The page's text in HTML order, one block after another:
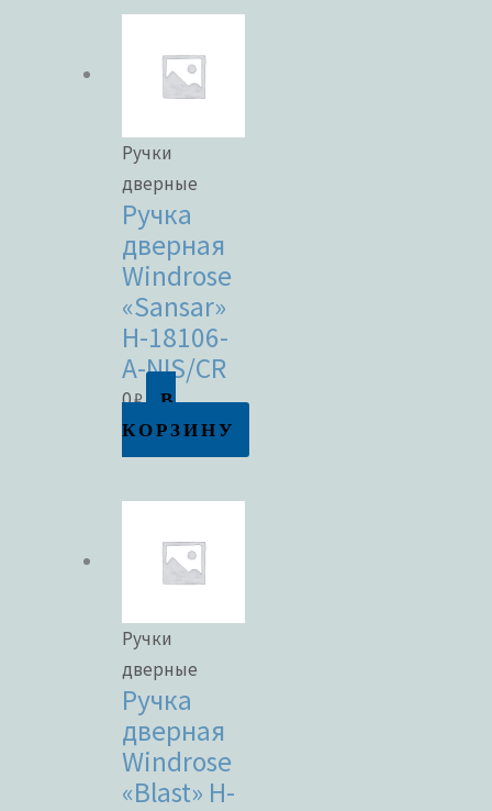
Ручки
дверные
Ручка
дверная
Windrose
«Sansar»
H-18106-
A-NIS/CR
0₽
В
КОРЗИНУ
Ручки
дверные
Ручка
дверная
Windrose
«Blast» H-